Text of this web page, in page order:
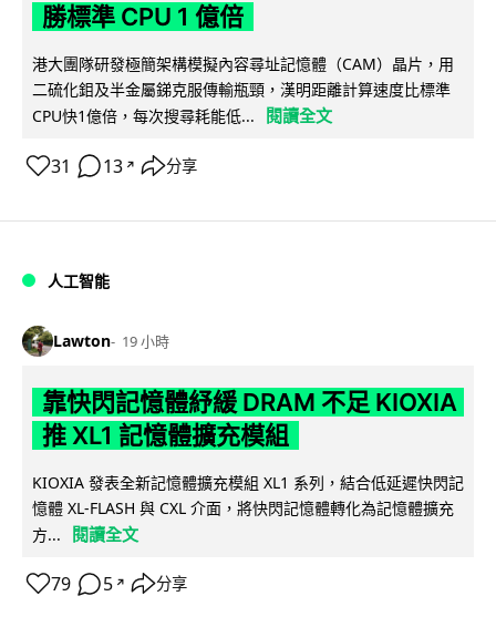
勝標準 CPU 1 億倍
港大團隊研發極簡架構模擬內容尋址記憶體（CAM）晶片，用
二硫化鉬及半金屬銻克服傳輸瓶頸，漢明距離計算速度比標準
CPU快1億倍，每次搜尋耗能低...
閱讀全文
31 13 ↗ 分享
人工智能
Lawton 19 小時
靠快閃記憶體紓緩 DRAM 不足 KIOXIA
推 XL1 記憶體擴充模組
KIOXIA 發表全新記憶體擴充模組 XL1 系列，結合低延遲快閃記
憶體 XL-FLASH 與 CXL 介面，將快閃記憶體轉化為記憶體擴充
方...
閱讀全文
79 5 ↗ 分享